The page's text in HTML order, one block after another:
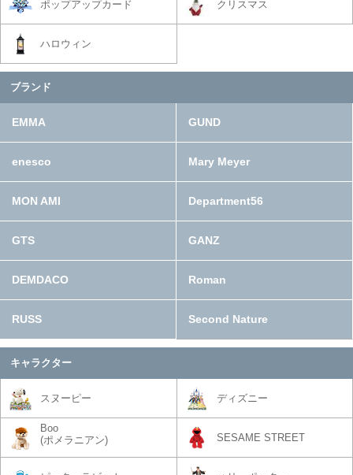
ポップアップカード クリスマス
ハロウィン
ブランド
EMMA GUND
enesco Mary Meyer
MON AMI Department56
GTS GANZ
DEMDACO Roman
RUSS Second Nature
キャラクター
スヌーピー ディズニー
Boo
(ポメラニアン)
SESAME STREET